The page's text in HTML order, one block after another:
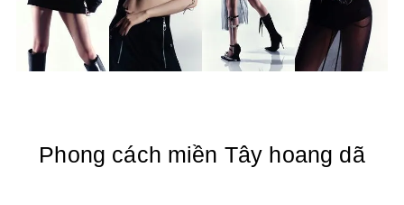
Phong cách miền Tây hoang dã